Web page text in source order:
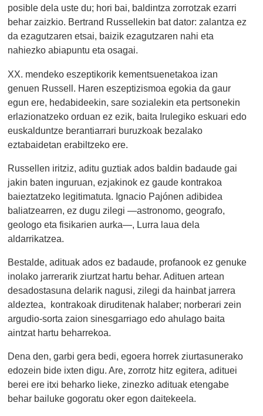
posible dela uste du; hori bai, baldintza zorrotzak ezarri
behar zaizkio. Bertrand Russellekin bat dator: zalantza ez
da ezagutzaren etsai, baizik ezagutzaren nahi eta
nahiezko abiapuntu eta osagai.
XX. mendeko eszeptikorik kementsuenetakoa izan
genuen Russell. Haren eszeptizismoa egokia da gaur
egun ere, hedabideekin, sare sozialekin eta pertsonekin
erlazionatzeko orduan ez ezik, baita Irulegiko eskuari edo
euskalduntze berantiarrari buruzkoak bezalako
eztabaidetan erabiltzeko ere.
Russellen iritziz, aditu guztiak ados baldin badaude gai
jakin baten inguruan, ezjakinok ez gaude kontrakoa
baieztatzeko legitimatuta. Ignacio Pajónen adibidea
baliatzearren, ez dugu zilegi —astronomo, geografo,
geologo eta fisikarien aurka—, Lurra laua dela
aldarrikatzea.
Bestalde, adituak ados ez badaude, profanook ez genuke
inolako jarrerarik ziurtzat hartu behar. Adituen artean
desadostasuna delarik nagusi, zilegi da hainbat jarrera
aldeztea, kontrakoak diruditenak halaber; norberari zein
argudio-sorta zaion sinesgarriago edo ahulago baita
aintzat hartu beharrekoa.
Dena den, garbi gera bedi, egoera horrek ziurtasunerako
edozein bide ixten digu. Are, zorrotz hitz egitera, adituei
berei ere itxi beharko lieke, zinezko adituak etengabe
behar bailuke gogoratu oker egon daitekeela.